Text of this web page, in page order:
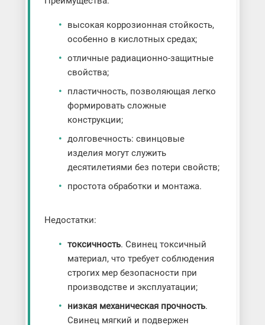
высокая коррозионная стойкость,
особенно в кислотных средах;
отличные радиационно-защитные
свойства;
пластичность, позволяющая легко
формировать сложные
конструкции;
долговечность: свинцовые
изделия могут служить
десятилетиями без потери свойств;
простота обработки и монтажа.
Недостатки:
токсичность. Свинец токсичный
материал, что требует соблюдения
строгих мер безопасности при
производстве и эксплуатации;
низкая механическая прочность.
Свинец мягкий и подвержен